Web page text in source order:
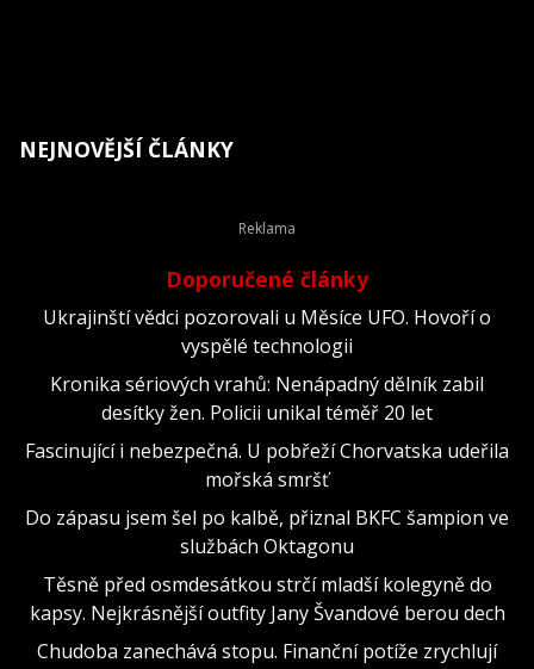
NEJNOVĚJŠÍ ČLÁNKY
Doporučené články
Ukrajinští vědci pozorovali u Měsíce UFO. Hovoří o
vyspělé technologii
Kronika sériových vrahů: Nenápadný dělník zabil
desítky žen. Policii unikal téměř 20 let
Fascinující i nebezpečná. U pobřeží Chorvatska udeřila
mořská smršť
Do zápasu jsem šel po kalbě, přiznal BKFC šampion ve
službách Oktagonu
Těsně před osmdesátkou strčí mladší kolegyně do
kapsy. Nejkrásnější outfity Jany Švandové berou dech
Chudoba zanechává stopu. Finanční potíže zrychlují